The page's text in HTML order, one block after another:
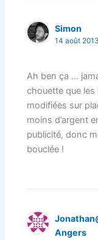
Simon
14 août
Ah ben ça …
chouette que
modifiées sur
moins d’argent
publicité, donc
bouclée !
Angers